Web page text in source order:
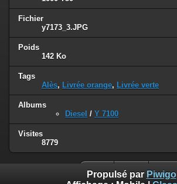
Fichier
y7173_3.JPG
Poids
142 Ko
Tags
Alès, Livrée orange, Livrée verte
Albums
Diesel / Y 7100
Visites
8779
Propulsé par Piwigo